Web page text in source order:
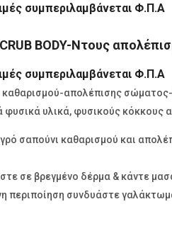
συμπεριλαμβάνεται Φ.Π.Α
BODY-Nτους
συμπεριλαμβάνεται Φ.Π.Α
καθαρισμού-απολέπισης
φυσικά υλικά, φυσικούς κόκκους
σαπούνι καθαρισμού και
σε βρεγμένο δέρμα & κάντε
περιποίηση συνδυάστε